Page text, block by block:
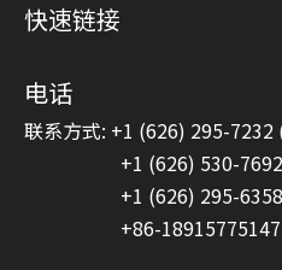
快速链接
电话
联系方式: +1 (626) 295-7232
+1 (626) 530-7692 (
+1 (626) 295-6358 (
+86-18915775147 (